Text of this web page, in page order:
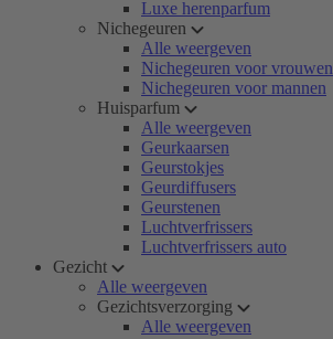
Luxe herenparfum
Nichegeuren
Alle weergeven
Nichegeuren voor vrouwen
Nichegeuren voor mannen
Huisparfum
Alle weergeven
Geurkaarsen
Geurstokjes
Geurdiffusers
Geurstenen
Luchtverfrissers
Luchtverfrissers auto
Gezicht
Alle weergeven
Gezichtsverzorging
Alle weergeven